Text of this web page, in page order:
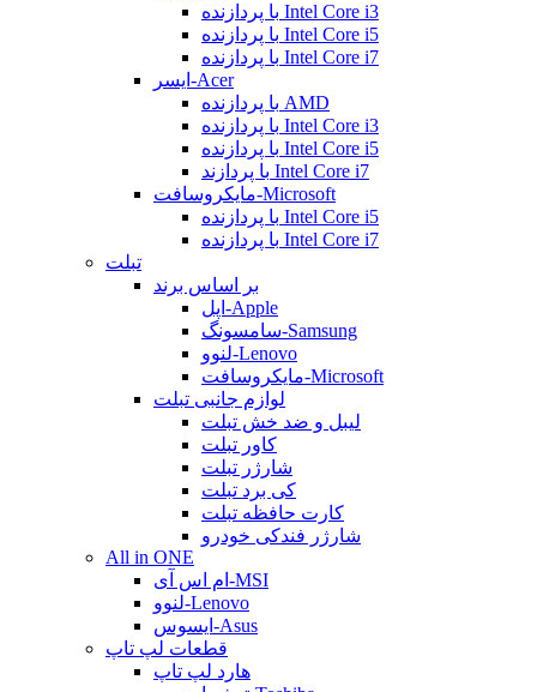
با پردازنده Intel Core i3
با پردازنده Intel Core i5
با پردازنده Intel Core i7
ایسر-Acer
با پردازنده AMD
با پردازنده Intel Core i3
با پردازنده Intel Core i5
با پردازند Intel Core i7
مایکروسافت-Microsoft
با پردازنده Intel Core i5
با پردازنده Intel Core i7
تبلت
بر اساس برند
اپل-Apple
سامسونگ-Samsung
لنوو-Lenovo
مایکروسافت-Microsoft
لوازم جانبی تبلت
لیبل و ضد خش تبلت
کاور تبلت
شارژر تبلت
کی برد تبلت
کارت حافظه تبلت
شارژر فندکی خودرو
All in ONE
ام اس آی-MSI
لنوو-Lenovo
ایسوس-Asus
قطعات لپ تاپ
هارد لپ تاپ